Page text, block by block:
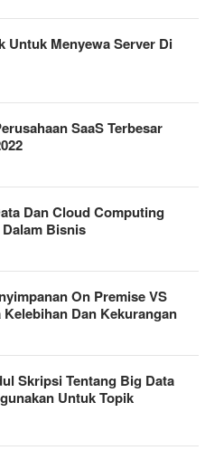
Untuk Menyewa Server Di
SaaS Terbesar
Dan Cloud Computing
Bisnis
On Premise VS
Dan Kekurangan
Skripsi Tentang Big Data
Untuk Topik